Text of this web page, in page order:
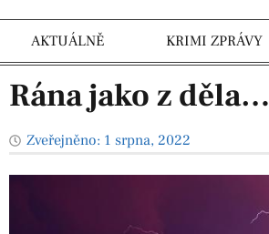
AKTUÁLNĚ KRIMI ZPRÁVY
Rána jako z děla…
Zveřejněno: 1 srpna, 2022